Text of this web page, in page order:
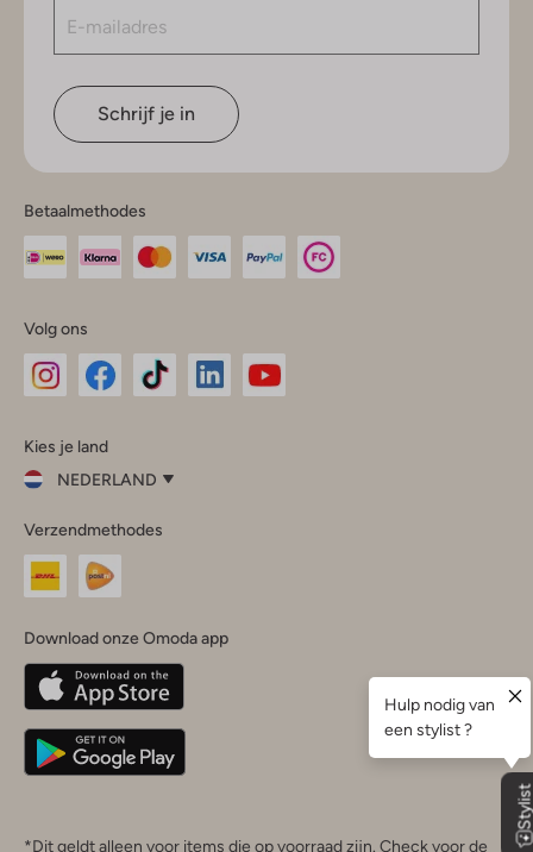
Schrijf je in
Betaalmethodes
Volg ons
InstagramFacebook
Kies je land
NEDERLAND
je
land
Nederland
Belgique(Français)
Deutschland
Verzendmethodes
Download onze Omoda app
*Dit geldt alleen voor items die op voorraad zijn. Check voor de